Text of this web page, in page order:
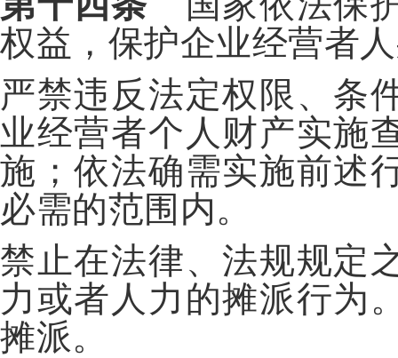
权益，保护企业经营者
严禁违反法定权限、条
业经营者个人财产实施
施；依法确需实施前述
必需的范围内。
禁止在法律、法规规定
力或者人力的摊派行为
摊派。